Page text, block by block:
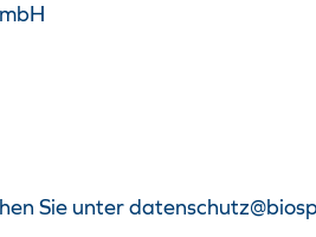
Sie unter